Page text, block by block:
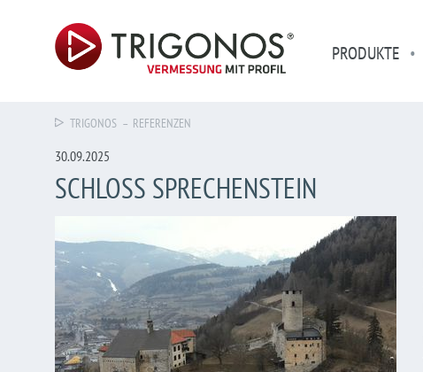
PRODUKTE
TRIGONOS – REFERENZEN
30.09.2025
SCHLOSS SPRECHENSTEIN